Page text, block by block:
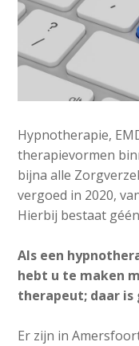
Hypnotherapie,
therapievormen
bijna alle
vergoed in 2020,
Hierbij bestaat
Als een
hebt u te maken
therapeut; daar
Er zijn in